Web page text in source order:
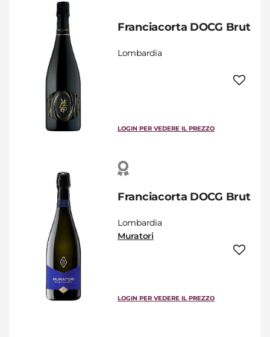
Franciacorta DOCG Brut
Lombardia
LOGIN PER VEDERE IL PREZZO
Franciacorta DOCG Brut
Lombardia
Muratori
LOGIN PER VEDERE IL PREZZO